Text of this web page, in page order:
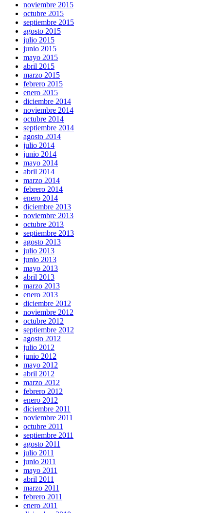
noviembre 2015
octubre 2015
septiembre 2015
agosto 2015
julio 2015
junio 2015
mayo 2015
abril 2015
marzo 2015
febrero 2015
enero 2015
diciembre 2014
noviembre 2014
octubre 2014
septiembre 2014
agosto 2014
julio 2014
junio 2014
mayo 2014
abril 2014
marzo 2014
febrero 2014
enero 2014
diciembre 2013
noviembre 2013
octubre 2013
septiembre 2013
agosto 2013
julio 2013
junio 2013
mayo 2013
abril 2013
marzo 2013
enero 2013
diciembre 2012
noviembre 2012
octubre 2012
septiembre 2012
agosto 2012
julio 2012
junio 2012
mayo 2012
abril 2012
marzo 2012
febrero 2012
enero 2012
diciembre 2011
noviembre 2011
octubre 2011
septiembre 2011
agosto 2011
julio 2011
junio 2011
mayo 2011
abril 2011
marzo 2011
febrero 2011
enero 2011